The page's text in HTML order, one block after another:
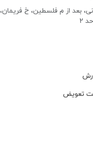
بعد از م فلسطین، خ
تعویض